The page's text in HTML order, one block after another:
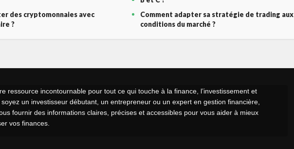
des cryptomonnaies avec
?
Comment adapter sa stratégie de trading aux
conditions du marché ?
ressource incontournable pour tout ce qui touche à la finance, l’investissement et
soyez un investisseur débutant, un entrepreneur ou un expert en gestion financière,
fournir des informations claires, précises et accessibles pour vous aider à mieux
vos finances.